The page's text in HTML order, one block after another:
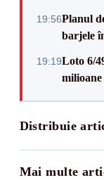
19:56Planul
barjele
19:19Loto 6/
milioane
Distribuie
Mai multe